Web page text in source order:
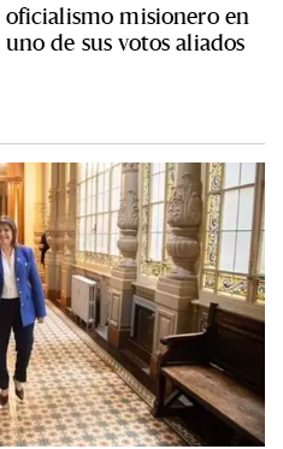
misionero en
de sus votos aliados